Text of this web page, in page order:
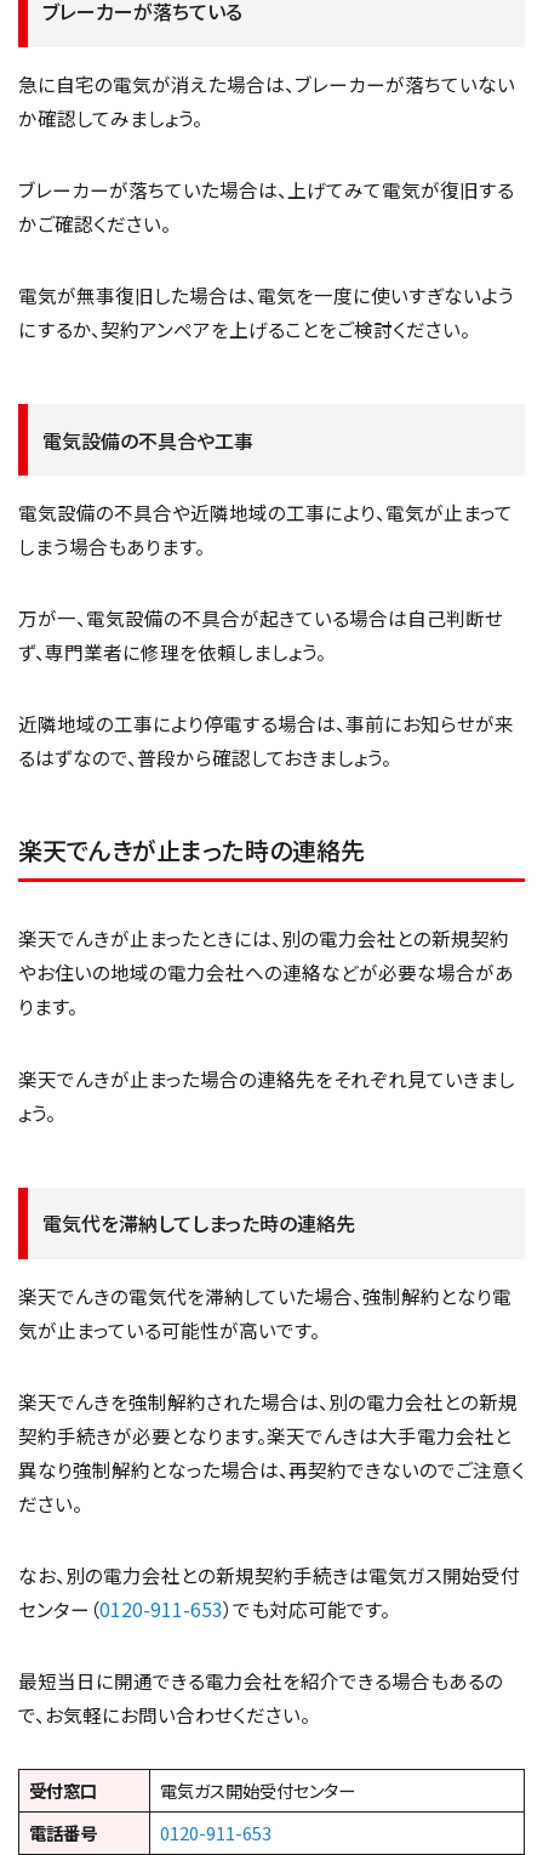
ブレーカーが落ちている
急に自宅の電気が消えた場合は、ブレーカーが落ちていない
か確認してみましょう。
ブレーカーが落ちていた場合は、上げてみて電気が復旧する
かご確認ください。
電気が無事復旧した場合は、電気を一度に使いすぎないよう
にするか、契約アンペアを上げることをご検討ください。
電気設備の不具合や工事
電気設備の不具合や近隣地域の工事により、電気が止まって
しまう場合もあります。
万が一、電気設備の不具合が起きている場合は自己判断せ
ず、専門業者に修理を依頼しましょう。
近隣地域の工事により停電する場合は、事前にお知らせが来
るはずなので、普段から確認しておきましょう。
楽天でんきが止まった時の連絡先
楽天でんきが止まったときには、別の電力会社との新規契約
やお住いの地域の電力会社への連絡などが必要な場合があ
ります。
楽天でんきが止まった場合の連絡先をそれぞれ見ていきまし
ょう。
電気代を滞納してしまった時の連絡先
楽天でんきの電気代を滞納していた場合、強制解約となり電
気が止まっている可能性が高いです。
楽天でんきを強制解約された場合は、別の電力会社との新規
契約手続きが必要となります。楽天でんきは大手電力会社と
異なり強制解約となった場合は、再契約できないのでご注意く
ださい。
なお、別の電力会社との新規契約手続きは電気ガス開始受付
センター（0120-911-653）でも対応可能です。
最短当日に開通できる電力会社を紹介できる場合もあるの
で、お気軽にお問い合わせください。
受付窓口
電気ガス開始受付センター
電話番号
0120-911-653